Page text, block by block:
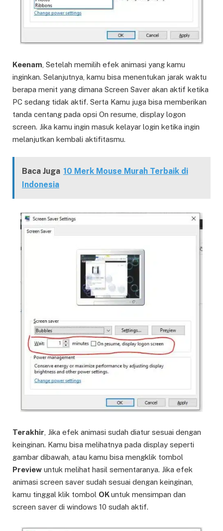
Keenam , Setelah memilih efek animasi yang kamu
inginkan. Selanjutnya, kamu bisa menentukan jarak waktu
berapa menit yang dimana Screen Saver akan aktif ketika
PC sedang tidak aktif. Serta Kamu juga bisa memberikan
tanda centang pada opsi On resume, display logon
screen. Jika kamu ingin masuk kelayar login ketika ingin
melanjutkan kembali aktifitasmu.
Baca Juga 10 Merk Mouse Murah Terbaik di
Indonesia
Terakhir , Jika efek animasi sudah diatur sesuai dengan
keinginan. Kamu bisa melihatnya pada display seperti
gambar dibawah, atau kamu bisa mengklik tombol
Preview untuk melihat hasil sementaranya. Jika efek
animasi screen saver sudah sesuai dengan keinginan,
kamu tinggal klik tombol OKuntuk mensimpan dan
screen saver di windows 10 sudah aktif.